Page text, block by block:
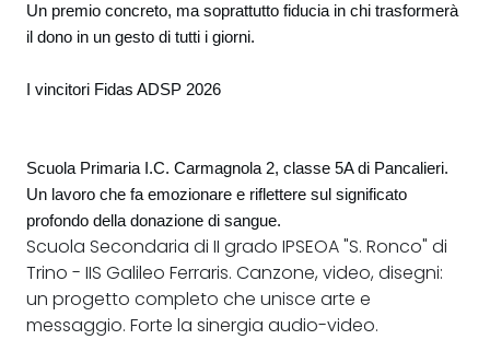
Un premio concreto, ma soprattutto fiducia in chi trasformerà
il dono in un gesto di tutti i giorni.
I vincitori Fidas ADSP 2026
Scuola Primaria I.C. Carmagnola 2, classe 5A di Pancalieri.
Un lavoro che fa emozionare e riflettere sul significato
profondo della donazione di sangue.
Scuola Secondaria di II grado IPSEOA "S. Ronco" di
Trino - IIS Galileo Ferraris. Canzone, video, disegni:
un progetto completo che unisce arte e
messaggio. Forte la sinergia audio-video.